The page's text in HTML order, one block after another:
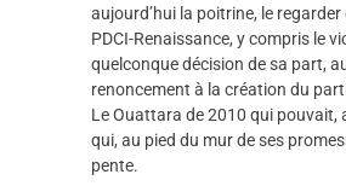
aujourd’hui la poitrine, le
PDCI-Renaissance, y compris le
quelconque décision de sa part,
renoncement à la création du
Le Ouattara de 2010 qui pouvait,
qui, au pied du mur de ses
pente.